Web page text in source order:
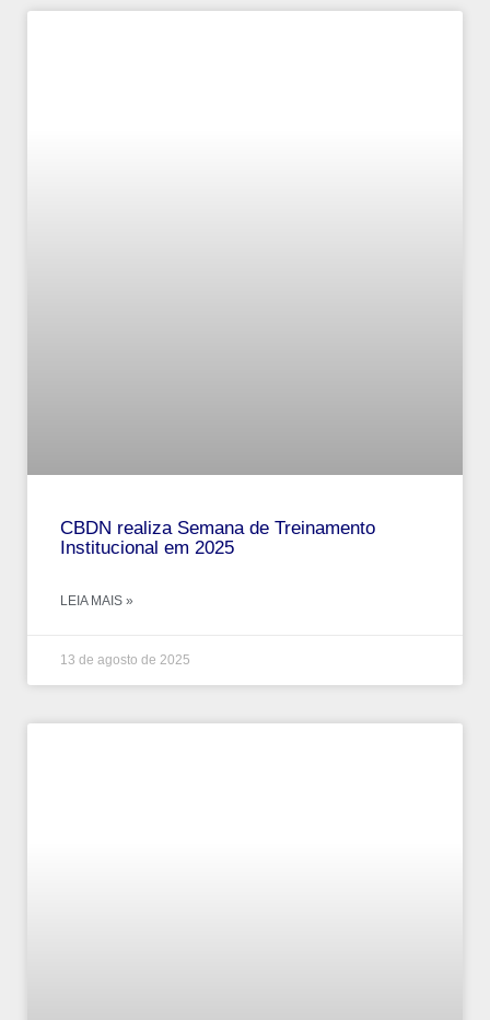
CBDN realiza Semana de Treinamento
Institucional em 2025
LEIA MAIS »
13 de agosto de 2025